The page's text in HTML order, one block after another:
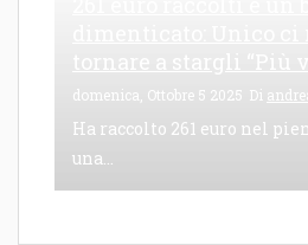
domenica, Ottobre 5 2025 Di
Ha raccolto 261 euro nel
una...